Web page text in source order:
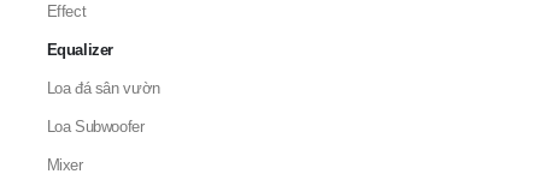
Effect
Equalizer
Loa đá sân vườn
Loa Subwoofer
Mixer